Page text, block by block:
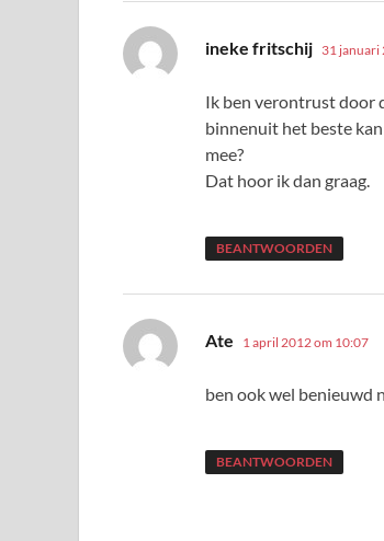
ineke fritschij schreef:
31 januari
Ik ben verontrust door
binnenuit het beste
mee?
Dat hoor ik dan graag.
BEANTWOORDEN
Ate schreef:
1 april 2012 om 10:07
ben ook wel benieuwd
BEANTWOORDEN